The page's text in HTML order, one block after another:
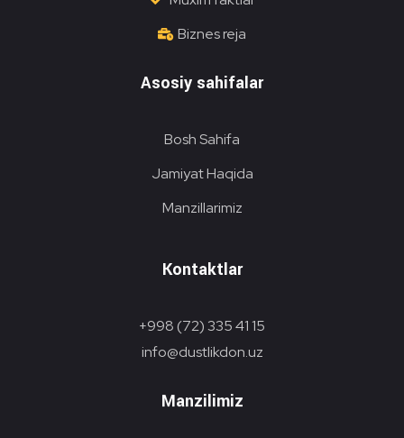
Biznes reja
Asosiy sahifalar
Bosh Sahifa
Jamiyat Haqida
Manzillarimiz
Kontaktlar
+998 (72) 335 41 15
info@dustlikdon.uz
Manzilimiz